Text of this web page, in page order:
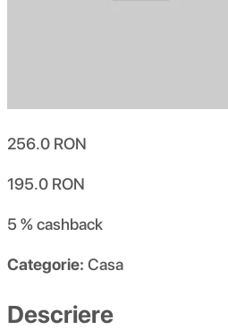
256.0 RON
195.0 RON
5 %cashback
Categorie: Casa
Descriere